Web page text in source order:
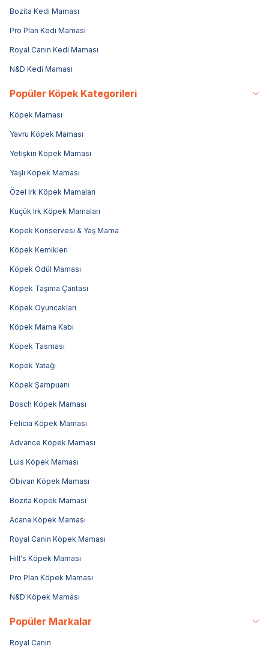
Bozita Kedi Maması
Pro Plan Kedi Maması
Royal Canin Kedi Maması
N&D Kedi Maması
Popüler Köpek Kategorileri
Köpek Maması
Yavru Köpek Maması
Yetişkin Köpek Maması
Yaşlı Köpek Maması
Özel Irk Köpek Mamaları
Küçük Irk Köpek Mamaları
Köpek Konservesi & Yaş Mama
Köpek Kemikleri
Köpek Ödül Maması
Köpek Taşıma Çantası
Köpek Oyuncakları
Köpek Mama Kabı
Köpek Tasması
Köpek Yatağı
Köpek Şampuanı
Bosch Köpek Maması
Felicia Köpek Maması
Advance Köpek Maması
Luis Köpek Maması
Obivan Köpek Maması
Bozita Köpek Maması
Acana Köpek Maması
Royal Canin Köpek Maması
Hill's Köpek Maması
Pro Plan Köpek Maması
N&D Köpek Maması
Popüler Markalar
Royal Canin